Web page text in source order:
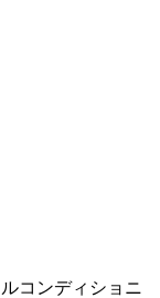
コンディショニ